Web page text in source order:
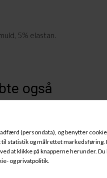
5% elastan
også